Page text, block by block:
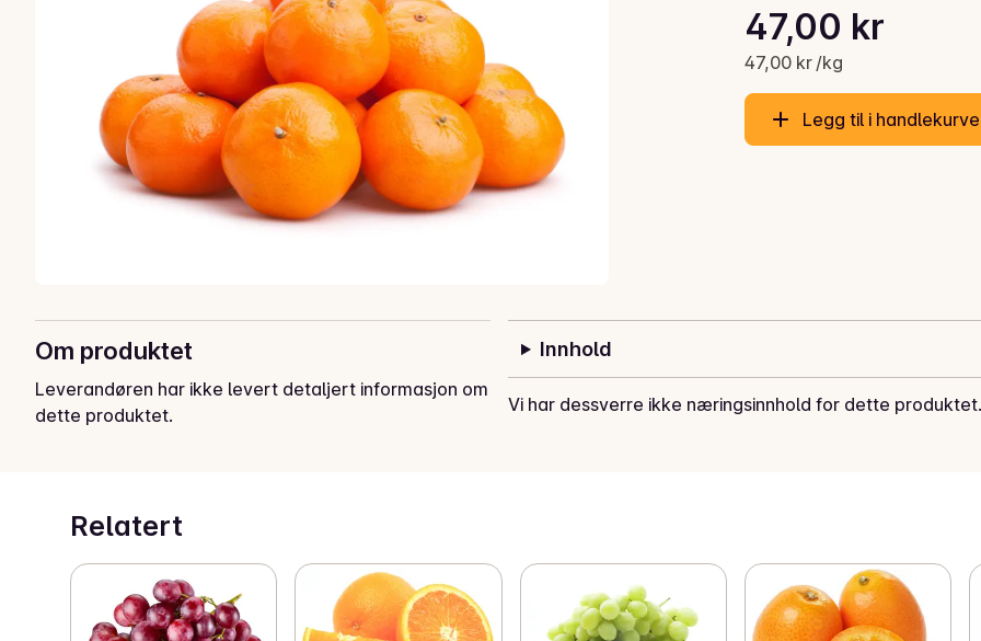
Gjeldende pris er: 47,00 kr
47,00 kr
47,00 kr /kg
Stykkpris: 47,00 kr /kg
Legg til i
Om produktet
Leverandøren har ikke levert detaljert informasjon om
dette produktet.
Innhold
Vi har dessverre ikke næringsinnhold for dette produktet.
Relatert